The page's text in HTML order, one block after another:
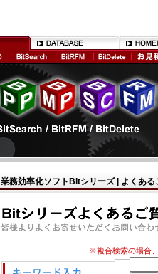
業務効率化ソフトBitシリーズ | よくある
※複合検索の場合